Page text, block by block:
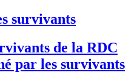
survivants
de la RDC
par les survivants